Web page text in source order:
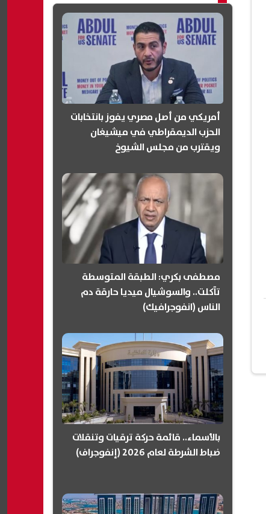
أمريكي من أصل مصري يفوز بانتخابات
الحزب الديمقراطي في ميشيغان
ويقترب من مجلس الشيوخ
مصطفى بكري: الطبقة المتوسطة
تآكلت.. والسوشيال ميديا حارقة دم
الناس (انفوجرافيك)
بالأسماء.. قائمة حركة ترقيات وتنقلات
ضباط الشرطة لعام 2026 (إنفوجراف)